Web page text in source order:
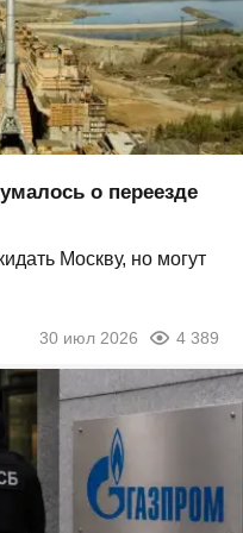
о переезде
Москву, но могут
30 июл 2026 4 389